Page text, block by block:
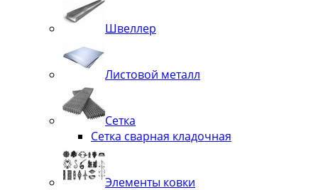
Швеллер
Листовой металл
Сетка
Сетка сварная кладочная
Элементы ковки